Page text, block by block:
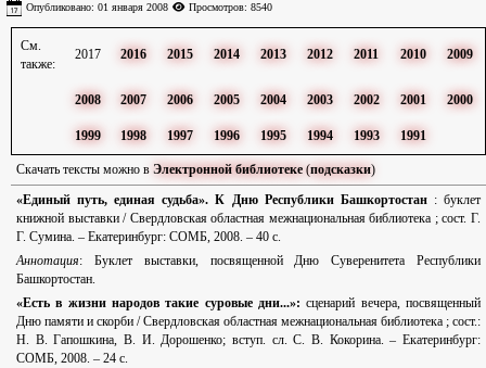
Опубликовано: 01 января 2008 Просмотров: 8540
См.
также:
2017 2016 2015 2014 2013 2012 2011 2010 2009
2008 2007 2006 2005 2004 2003 2002 2001 2000
1999 1998 1997 1996 1995 1994 1993 1991
Скачать тексты можно в Электронной библиотеке (подсказки)
«Единый путь, единая судьба». К Дню Республики Башкортостан: буклет
книжной выставки / Свердловская областная межнациональная библиотека ; сост. Г.
Г. Сумина. – Екатеринбург: СОМБ, 2008. – 40 с.
Аннотация: Буклет выставки, посвященной Дню Суверенитета Республики
Башкортостан.
«Есть в жизни народов такие суровые дни...»:сценарий вечера, посвященный
Дню памяти и скорби / Свердловская областная межнациональная библиотека ; сост.:
Н. В. Гапошкина, В. И. Дорошенко; вступ. сл. С. В. Кокорина. – Екатеринбург:
СОМБ, 2008. – 24 с.